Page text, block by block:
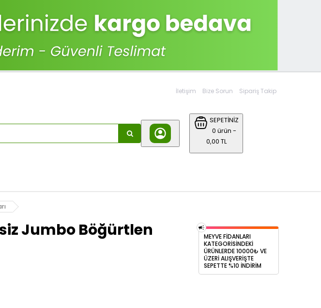
İletişim Bize Sorun Sipariş Takip
SEPETİNİZ
0 ürün -
0,00 TL
Jumbo Böğürtlen
MEYVE FİDANLARI
KATEGORİSİNDEKİ
ÜRÜNLERDE 10000₺ VE
ÜZERİ ALIŞVERİŞTE
SEPETTE %10 İNDİRİM